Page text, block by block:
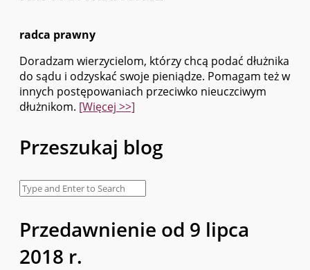
radca prawny
Doradzam wierzycielom, którzy chcą podać dłużnika
do sądu i odzyskać swoje pieniądze. Pomagam też w
innych postępowaniach przeciwko nieuczciwym
dłużnikom. [Więcej >>]
Przeszukaj blog
Przedawnienie od 9 lipca
2018 r.